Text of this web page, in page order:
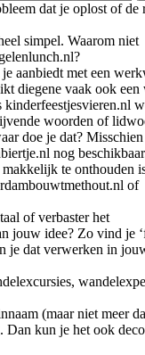
dat je oplost of de
simpel. Waarom niet
aanbiedt met een
diegene vaak ook
woorden of
doe je dat?
nog
te onthouden
of
of verbaster het
jouw idee? Zo vind je
je dat verwerken in
(maar niet meer
kun je het ook